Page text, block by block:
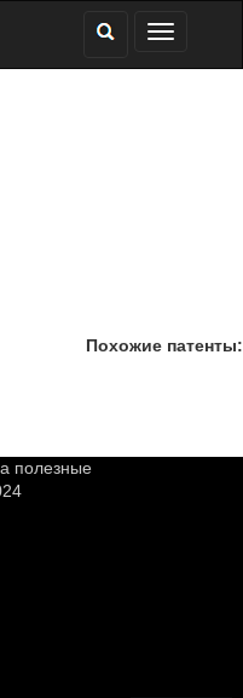
Похожие патенты:
полезные